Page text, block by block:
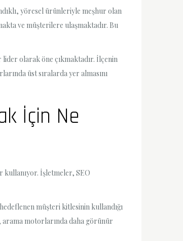
yöresel ürünleriyle meşhur olan
ve müşterilere ulaşmaktadır. Bu
olarak öne çıkmaktadır. İlçenin
üst sıralarda yer almasını
İçin Ne
kullanıyor. İşletmeler, SEO
müşteri kitlesinin kullandığı
motorlarında daha görünür